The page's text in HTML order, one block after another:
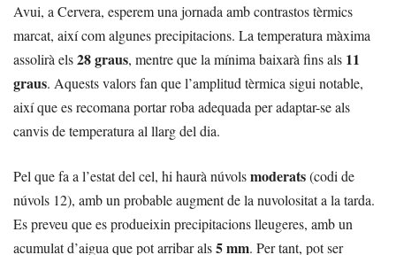
Avui, a Cervera, esperem una jornada amb contrastos tèrmics
marcat, així com algunes precipitacions. La temperatura màxima
assolirà els28 graus, mentre que la mínima baixarà fins als 11
graus. Aquests valors fan que l’amplitud tèrmica sigui notable,
així que es recomana portar roba adequada per adaptar-se als
canvis de temperatura al llarg del dia.
Pel que fa a l’estat del cel, hi haurà núvolsmoderats(codi de
núvols 12), amb un probable augment de la nuvolositat a la tarda.
Es preveu que es produeixin precipitacions lleugeres, amb un
acumulat d’aigua que pot arribar als5 mm. Per tant, pot ser